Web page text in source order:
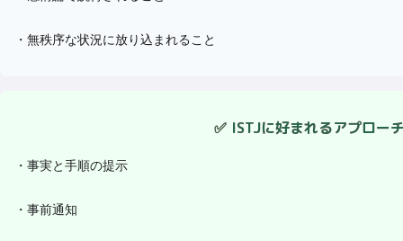
・ 無秩序な状況に放り込まれること
✅ ISTJに好まれるアプロー
・ 事実と手順の提示
・ 事前通知